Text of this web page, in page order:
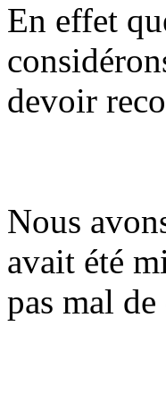
En effet
devoir
Nous
avait été
pas mal